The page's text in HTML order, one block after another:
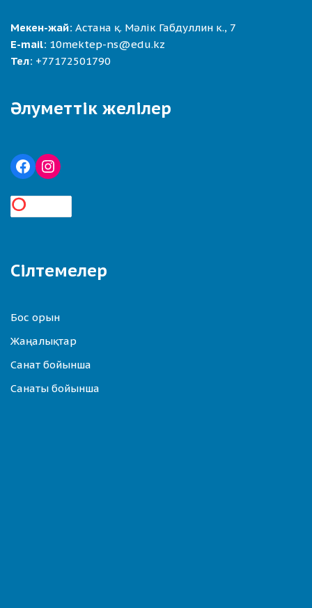
Мекен-жай: Астана қ. Мәлік Габдуллин к., 7
E-mail: 10mektep-ns@edu.kz
Тел: +77172501790
Әлуметтік желілер
Сілтемелер
Бос орын
Жаңалықтар
Санат бойынша
Санаты бойынша